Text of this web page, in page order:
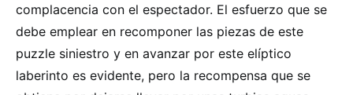
complacencia con el espectador. El esfuerzo que se
debe emplear en recomponer las piezas de este
puzzle siniestro y en avanzar por este elíptico
laberinto es evidente, pero la recompensa que se